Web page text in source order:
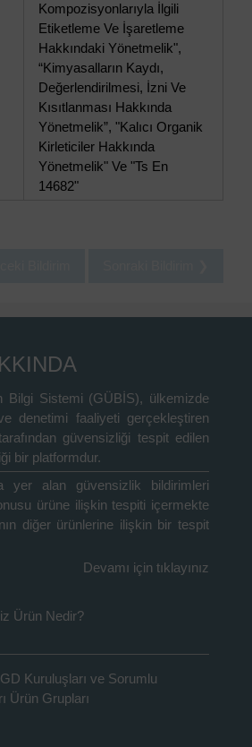
Kompozisyonlarıyla İlgili
Etiketleme Ve İşaretleme
Hakkındaki Yönetmelik",
“Kimyasalların Kaydı,
Değerlendirilmesi, İzni Ve
Kısıtlanması Hakkında
Yönetmelik”, "Kalıcı Organik
Kirleticiler Hakkında
Yönetmelik" Ve "Ts En
14682"
Bilgi Sistemi (GÜBİS), ülkemizde
denetimi faaliyeti gerçekleştiren
güvensizliği tespit edilen
bir platformdur.
yer alan güvensizlik bildirimleri
ürüne ilişkin tespiti içermekte
diğer ürünlerine ilişkin bir tespit
Devamı için tıklayınız
Ürün Nedir?
Kuruluşları ve Sorumlu
Ürün Grupları